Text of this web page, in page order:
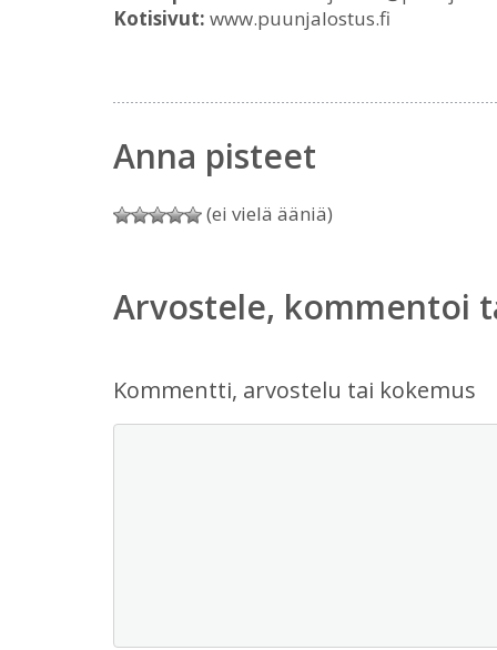
Kotisivut: www.puunjalostus.fi
Anna pisteet
(ei vielä ääniä)
Arvostele, kommentoi
Kommentti, arvostelu tai kokemus